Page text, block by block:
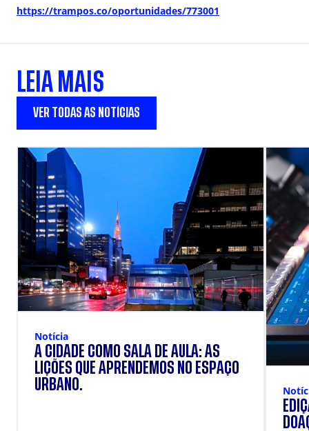
https://trampos.co/oportunidades/773001
LEIA MAIS
VER TODAS AS NOTÍCIAS
Notícia
A CIDADE COMO SALA DE AULA: AS
LIÇÕES QUE APRENDEMOS NO ESPAÇO
URBANO.